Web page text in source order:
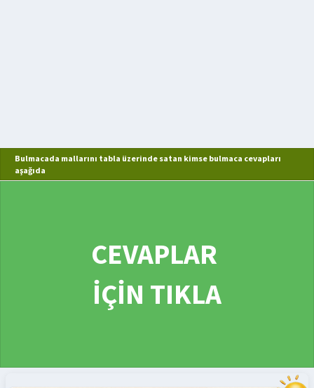
Bulmacada mallarını tabla üzerinde satan kimse bulmaca cevapları
aşağıda
CEVAPLAR
İÇİN TIKLA